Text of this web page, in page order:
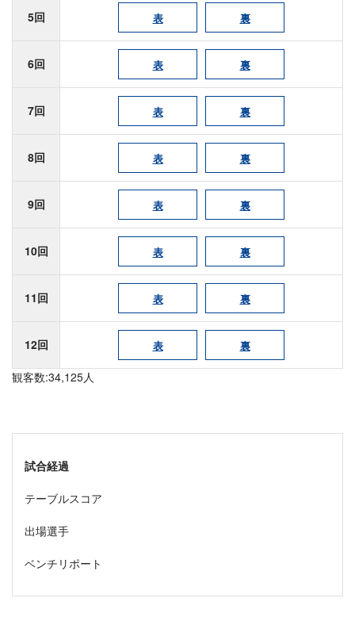
5回 表 裏
6回 表 裏
7回 表 裏
8回 表 裏
9回 表 裏
10回 表 裏
11回 表 裏
12回 表 裏
観客数:34,125人
試合経過
テーブルスコア
出場選手
ベンチリポート